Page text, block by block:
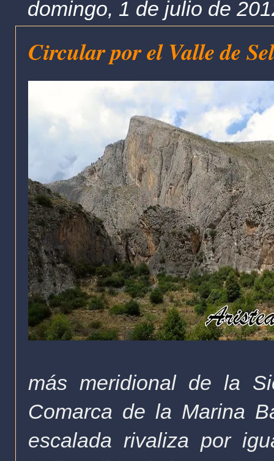
domingo, 1 de julio de
Circular por el Valle de
más meridional de la
Comarca de la Marina
escalada rivaliza por